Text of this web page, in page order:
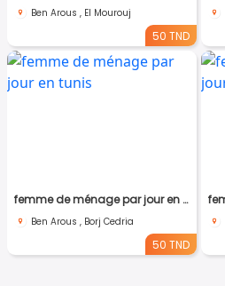
Ben Arous , El Mourouj
50 TND
femme de ménage par jour en tunis
Ben Arous , Borj Cedria
50 TND